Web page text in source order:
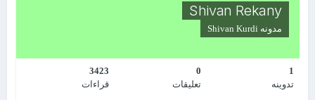
مع التعرف على أكواد عملات العالم وكذلك اسماء
Shivan Rekany
مدونه Shivan Kurdi
1
تدوينه
0
تعليقات
3423
قراءات